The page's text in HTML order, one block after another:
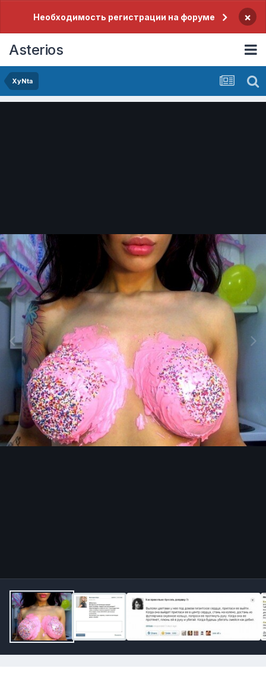
Необходимость регистрации на форуме ×
Asterios
XyNta